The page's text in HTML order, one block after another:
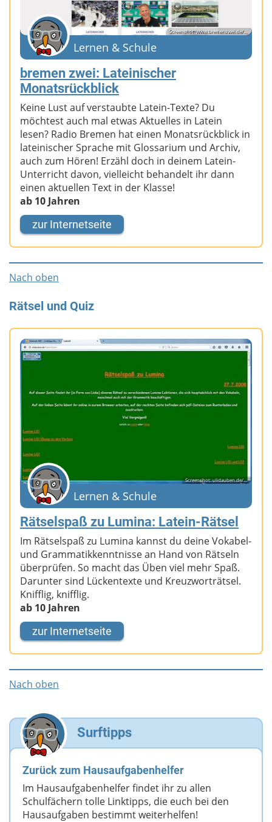
Screenshot: www.bremenzwei.de/...
Lernen & Schule
bremen zwei: Lateinischer
Monatsrückblick
Keine Lust auf verstaubte Latein-Texte? Du
möchtest auch mal etwas Aktuelles in Latein
lesen? Radio Bremen hat einen Monatsrückblick in
lateinischer Sprache mit Glossarium und Archiv,
auch zum Hören! Erzähl doch in deinem Latein-
Unterricht davon, vielleicht behandelt ihr dann
einen aktuellen Text in der Klasse!
ab 10 Jahren
zur Internetseite
Nach oben
Rätsel und Quiz
Screenshot: ulidauben.de/...
Lernen & Schule
Rätselspaß zu Lumina: Latein-Rätsel
Im Rätselspaß zu Lumina kannst du deine Vokabel-
und Grammatikkenntnisse an Hand von Rätseln
überprüfen. So macht das Üben viel mehr Spaß.
Darunter sind Lückentexte und Kreuzworträtsel.
Knifflig, knifflig.
ab 10 Jahren
zur Internetseite
Nach oben
Surftipps
Zurück zum Hausaufgabenhelfer
Im Hausaufgabenhelfer findet ihr zu allen
Schulfächern tolle Linktipps, die euch bei den
Hausaufgaben bestimmt weiterhelfen!